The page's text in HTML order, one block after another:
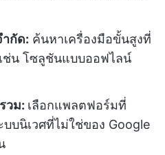
ำกัด: ค้นหาเครื่องมือขั้นสูงที่
ช่น โซลูชันแบบออฟไลน์
วม: เลือกแพลตฟอร์มที่
บนิเวศที่ไม่ใช่ของ Google